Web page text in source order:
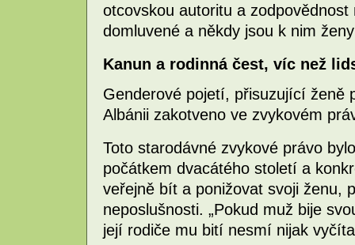
otcovskou autoritu a
domluvené a někdy jsou k nim
Kanun a rodinná čest, víc než
Genderové pojetí, přisuzující ženě
Albánii zakotveno ve zvykovém
Toto starodávné zvykové právo
počátkem dvacátého století a
veřejně bít a ponižovat svoji ženu,
neposlušnosti. „Pokud muž bije
její rodiče mu bití nesmí nijak